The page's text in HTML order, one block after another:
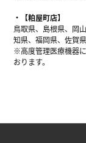
【粕屋町店】
鳥取県、島根県、岡
知県、福岡県、佐賀
※高度管理医療機器
おります。